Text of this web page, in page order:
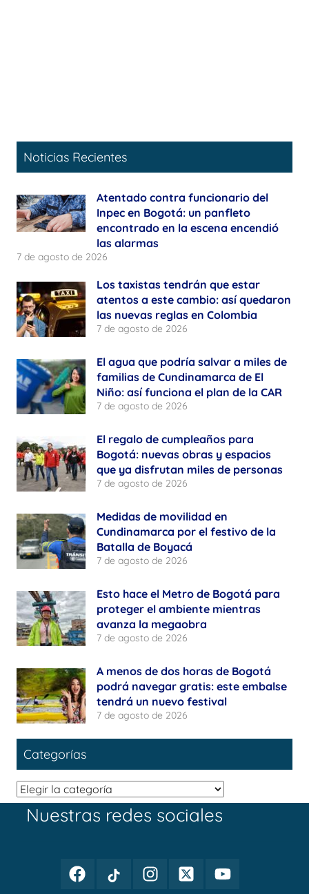
Noticias Recientes
Atentado contra funcionario del
Inpec en Bogotá: un panfleto
encontrado en la escena encendió
las alarmas
7 de agosto de 2026
Los taxistas tendrán que estar
atentos a este cambio: así quedaron
las nuevas reglas en Colombia
7 de agosto de 2026
El agua que podría salvar a miles de
familias de Cundinamarca de El
Niño: así funciona el plan de la CAR
7 de agosto de 2026
El regalo de cumpleaños para
Bogotá: nuevas obras y espacios
que ya disfrutan miles de personas
7 de agosto de 2026
Medidas de movilidad en
Cundinamarca por el festivo de la
Batalla de Boyacá
7 de agosto de 2026
Esto hace el Metro de Bogotá para
proteger el ambiente mientras
avanza la megaobra
7 de agosto de 2026
A menos de dos horas de Bogotá
podrá navegar gratis: este embalse
tendrá un nuevo festival
7 de agosto de 2026
Categorías
Categorías
Nuestras redes sociales
FacebookTikTok
InstagramTwitterYoutube